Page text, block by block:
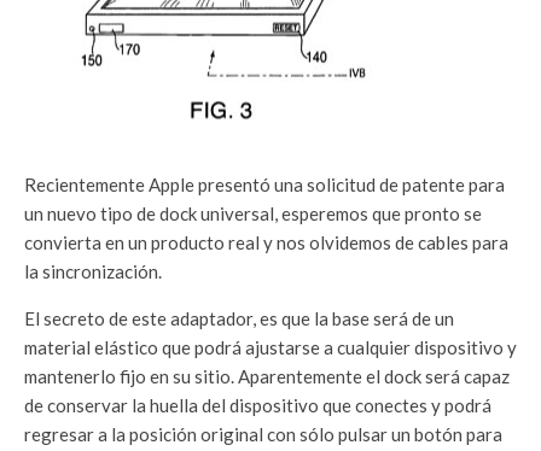
Recientemente Apple presentó una solicitud de patente para
un nuevo tipo de dock universal, esperemos que pronto se
convierta en un producto real y nos olvidemos de cables para
la sincronización.
El secreto de este adaptador, es que la base será de un
material elástico que podrá ajustarse a cualquier dispositivo y
mantenerlo fijo en su sitio. Aparentemente el dock será capaz
de conservar la huella del dispositivo que conectes y podrá
regresar a la posición original con sólo pulsar un botón para